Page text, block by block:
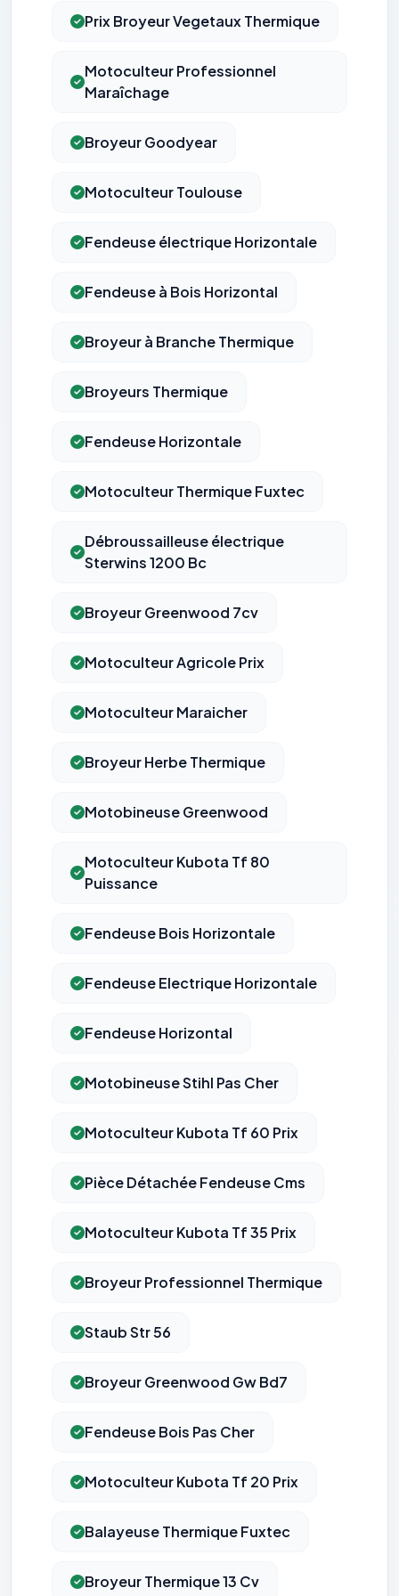
Prix Broyeur Vegetaux Thermique
Motoculteur Professionnel
Maraîchage
Broyeur Goodyear
Motoculteur Toulouse
Fendeuse électrique Horizontale
Fendeuse à Bois Horizontal
Broyeur à Branche Thermique
Broyeurs Thermique
Fendeuse Horizontale​
Motoculteur Thermique Fuxtec
Débroussailleuse électrique
Sterwins 1200 Bc
Broyeur Greenwood 7cv
Motoculteur Agricole Prix
Motoculteur Maraicher
Broyeur Herbe Thermique
Motobineuse Greenwood
Motoculteur Kubota Tf 80
Puissance
Fendeuse Bois Horizontale
Fendeuse Electrique Horizontale
Fendeuse Horizontal
Motobineuse Stihl Pas Cher
Motoculteur Kubota Tf 60 Prix
Pièce Détachée Fendeuse Cms
Motoculteur Kubota Tf 35 Prix
Broyeur Professionnel Thermique
Staub Str 56
Broyeur Greenwood Gw Bd7
Fendeuse Bois Pas Cher
Motoculteur Kubota Tf 20 Prix
Balayeuse Thermique Fuxtec
Broyeur Thermique 13 Cv